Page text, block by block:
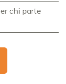
chi parte